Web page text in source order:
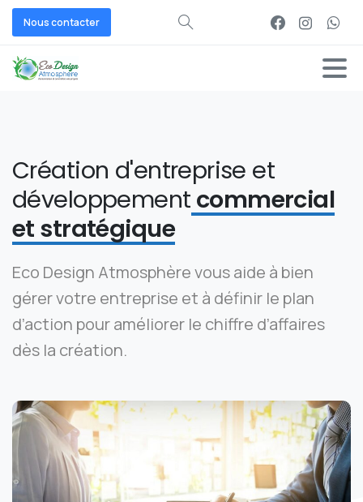
Nous contacter
Création d'entreprise et
développement commercial
et stratégique
Eco Design Atmosphère vous aide à bien
gérer votre entreprise et à définir le plan
d’action pour améliorer le chiffre d’affaires
dès la création.